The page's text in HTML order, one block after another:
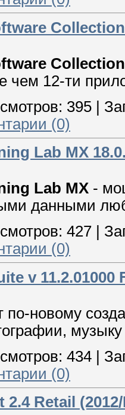
чем 12-ти
395 |
(0)
Lab MX
Lab MX -
данными
427
(0)
v 11.2.01000
по-новому
434
(0)
Retail